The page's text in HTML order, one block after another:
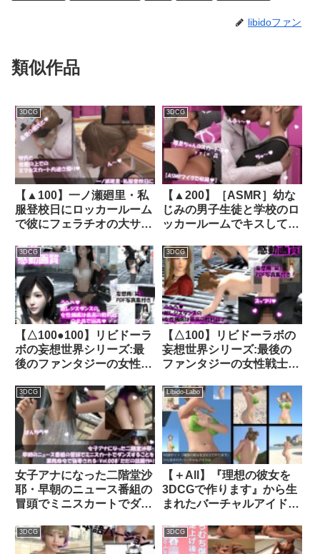
libidoファン
類似作品
3DCG
【▲100】一ノ瀬廻里・私
服登校日にロッカールーム
で彼にフェラチオの大サー
地ピンク水玉柄パンティ）
｜d_765588
3DCG
【▲200】［ASMR］幼な
じみの男子生徒と学校のロ
ッカールームでキスしてい
中）を何者かに盗撮される
（PV34:黒に赤ハートのパ
ンティーとニーソ★）｜
d_346817│ Libido-Labo
3DCG
【△100●100】リビドーラ
ボの妄想世界シリーズ:最
後のファンタジーの女性格
Libido-Labo
3DCG
【△100】リビドーラボの
妄想世界シリーズ:最後の
ファンタジーの女性戦士＃
3DCG
女子アナになった二階堂沙
耶・早朝のニュース番組の
冒頭でミニスカートでダン
要される:Vol.008『ただの
話題作りとのことで電源
Libido-Labo
【＋All】『理想の彼女を
3DCGで作ります』から生
まれたバーチャルアイドル
ぐり）」のグラドル撮影風
写真集:Gradol_75｜
3DCG 3DCG